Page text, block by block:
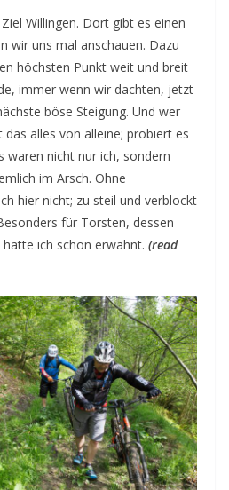
Willingen. Dort gibt es einen
wir uns mal anschauen. Dazu
höchsten Punkt weit und breit
immer wenn wir dachten, jetzt
böse Steigung. Und wer
alles von alleine; probiert es
waren nicht nur ich, sondern
im Arsch. Ohne
hier nicht; zu steil und verblockt
für Torsten, dessen
ich schon erwähnt. (read